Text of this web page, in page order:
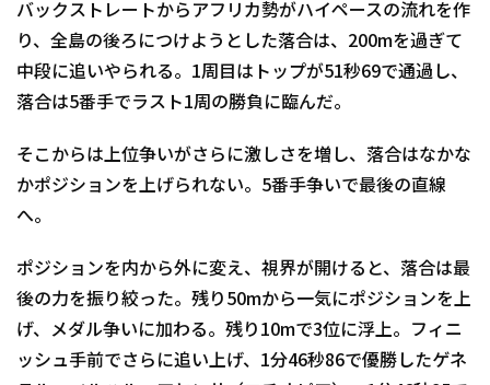
バックストレートからアフリカ勢がハイペースの流れを作
り、全島の後ろにつけようとした落合は、200mを過ぎて
中段に追いやられる。1周目はトップが51秒69で通過し、
落合は5番手でラスト1周の勝負に臨んだ。
そこからは上位争いがさらに激しさを増し、落合はなかな
かポジションを上げられない。5番手争いで最後の直線
へ。
ポジションを内から外に変え、視界が開けると、落合は最
後の力を振り絞った。残り50mから一気にポジションを上
げ、メダル争いに加わる。残り10mで3位に浮上。フィニ
ッシュ手前でさらに追い上げ、1分46秒86で優勝したゲネ